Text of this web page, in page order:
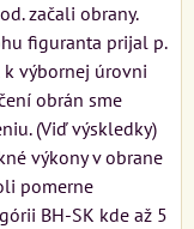
začali obrany.
figuranta prijal p.
výbornej úrovni
obrán sme
(Viď výskledky)
výkony v obrane
pomerne
BH-SK kde až 5